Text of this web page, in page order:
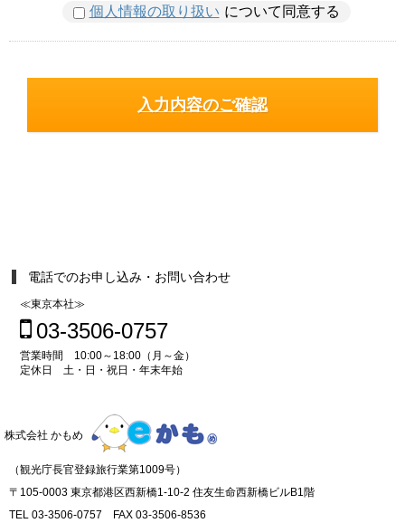
個人情報の取り扱い について同意する
電話でのお申し込み・お問い合わせ
≪東京本社≫
03-3506-0757
営業時間 10:00～18:00（月～金）
定休日 土・日・祝日・年末年始
株式会社 かもめ
（観光庁長官登録旅行業第1009号）
〒105-0003 東京都港区西新橋1-10-2 住友生命西新橋ビルB1階
TEL 03-3506-0757 FAX 03-3506-8536